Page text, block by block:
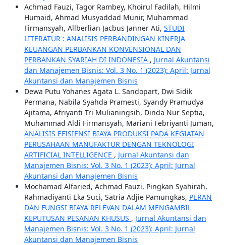
Achmad Fauzi, Tagor Rambey, Khoirul Fadilah, Hilmi
Humaid, Ahmad Musyaddad Munir, Muhammad
Firmansyah, Allberlian Jacbus Janner Ati, STUDI
LITERATUR : ANALISIS PERBANDINGAN KINERJA
KEUANGAN PERBANKAN KONVENSIONAL DAN
PERBANKAN SYARIAH DI INDONESIA , Jurnal Akuntansi
dan Manajemen Bisnis: Vol. 3 No. 1 (2023): April: Jurnal
Akuntansi dan Manajemen Bisnis
Dewa Putu Yohanes Agata L. Sandopart, Dwi Sidik
Permana, Nabila Syahda Pramesti, Syandy Pramudya
Ajitama, Afriyanti Tri Mulianingsih, Dinda Nur Septia,
Muhammad Aldi Firmansyah, Mariani Febriyanti Juman,
ANALISIS EFISIENSI BIAYA PRODUKSI PADA KEGIATAN
PERUSAHAAN MANUFAKTUR DENGAN TEKNOLOGI
ARTIFICIAL INTELLIGENCE , Jurnal Akuntansi dan
Manajemen Bisnis: Vol. 3 No. 1 (2023): April: Jurnal
Akuntansi dan Manajemen Bisnis
Mochamad Alfaried, Achmad Fauzi, Pingkan Syahirah,
Rahmadiyanti Eka Suci, Satria Adjie Pamungkas, PERAN
DAN FUNGSI BIAYA RELEVAN DALAM MENGAMBIL
KEPUTUSAN PESANAN KHUSUS , Jurnal Akuntansi dan
Manajemen Bisnis: Vol. 3 No. 1 (2023): April: Jurnal
Akuntansi dan Manajemen Bisnis